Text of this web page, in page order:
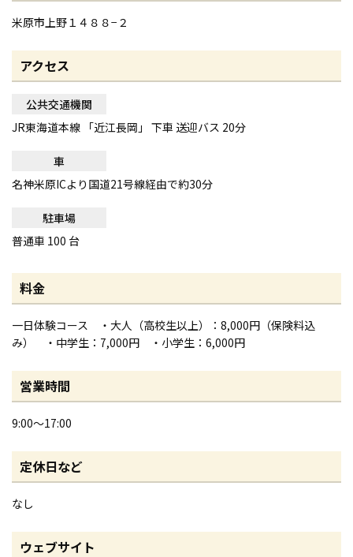
米原市上野１４８８−２
アクセス
公共交通機関
JR東海道本線 「近江長岡」 下車 送迎バス 20分
車
名神米原ICより国道21号線経由で約30分
駐車場
普通車 100 台
料金
一日体験コース ・大人（高校生以上）：8,000円（保険料込
み） ・中学生：7,000円 ・小学生：6,000円
営業時間
9:00～17:00
定休日など
なし
ウェブサイト